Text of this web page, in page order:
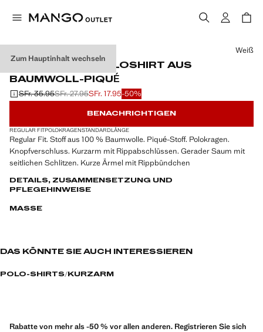
Zum Hauptinhalt wechseln
REGULAR-FIT-POLOSHIRT AUS
BAUMWOLL-PIQUÉ
Ausgangspreis durchgestrichen [SFr. 35.95 ]
SFr. 35.95
Zweiter Preis durchgestrichen [SFr. 27.95 ]
SFr. 27.95
Aktueller Preis [SFr. 17.95 ]SFr. 17.95-50%
Wählen Sie eine Farbe
Weiß
BENACHRICHTIGEN
REGULAR FITPOLOKRAGENSTANDARDLÄNGE
Regular Fit. Stoff aus 100 % Baumwolle. Piqué-Stoff. Polokragen.
Knopfverschluss. Kurzarm mit Rippabschlüssen. Gerader Saum mit
seitlichen Schlitzen. Kurze Ärmel mit Rippbündchen
DETAILS, ZUSAMMENSETZUNG UND
PFLEGEHINWEISE
MASSE
DAS KÖNNTE SIE AUCH INTERESSIEREN
POLO-SHIRTS KURZARM
Rabatte von mehr als -50 % vor allen anderen. Registrieren Sie sich